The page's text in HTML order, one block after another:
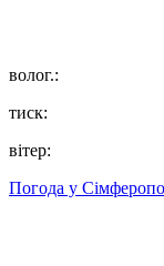
волог.:
тиск:
вітер:
Погода у